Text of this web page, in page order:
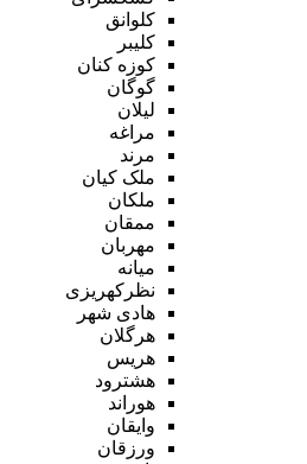
کلوانق
کلیبر
کوزه کنان
گوگان
لیلان
مراغه
مرند
ملک کیان
ملکان
ممقان
مهربان
میانه
نظرکهریزی
هادی شهر
هرگلان
هریس
هشترود
هوراند
وایقان
ورزقان